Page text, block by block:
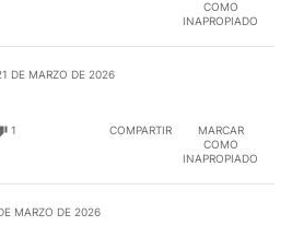
COMO
INAPROPIADO
DE MARZO DE 2026
1 COMPARTIR
MARCAR
COMO
INAPROPIADO
MARZO DE 2026